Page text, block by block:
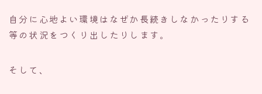
自分に心地よい環境はなぜか長続きしなかったりする
等の状況をつくり出したりします。
そして、